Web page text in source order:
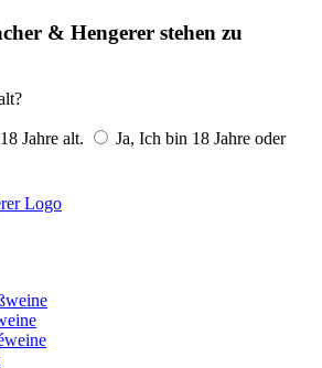
& Hengerer stehen zu
Jahre alt.
Ja, Ich bin 18 Jahre oder